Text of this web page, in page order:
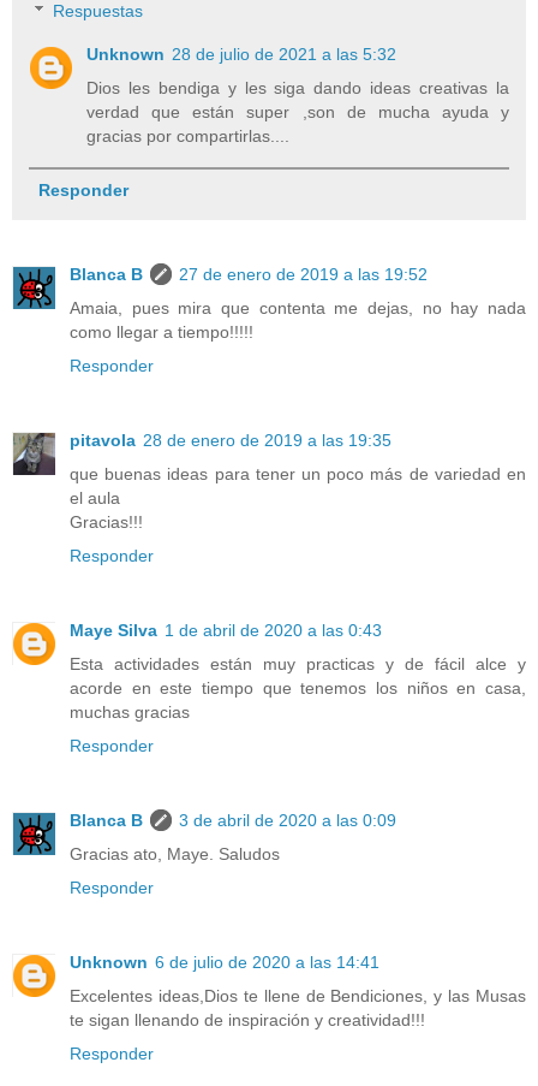
Respuestas
Unknown 28 de julio de 2021 a las 5:32
Dios les bendiga y les siga dando ideas creativas la
verdad que están super ,son de mucha ayuda y
gracias por compartirlas....
Responder
Blanca B
27 de enero de 2019 a las 19:52
Amaia, pues mira que contenta me dejas, no hay nada
como llegar a tiempo!!!!!
Responder
pitavola 28 de enero de 2019 a las 19:35
que buenas ideas para tener un poco más de variedad en
el aula
Gracias!!!
Responder
Maye Silva 1 de abril de 2020 a las 0:43
Esta actividades están muy practicas y de fácil alce y
acorde en este tiempo que tenemos los niños en casa,
muchas gracias
Responder
Blanca B
3 de abril de 2020 a las 0:09
Gracias ato, Maye. Saludos
Responder
Unknown 6 de julio de 2020 a las 14:41
Excelentes ideas,Dios te llene de Bendiciones, y las Musas
te sigan llenando de inspiración y creatividad!!!
Responder